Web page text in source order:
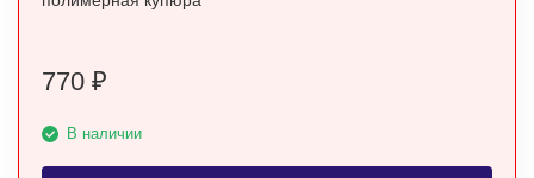
770 ₽
В наличии